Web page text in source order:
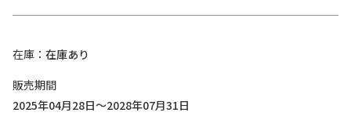
在庫
在庫あり
販売期間
2025年04月28日～2028年07月31日